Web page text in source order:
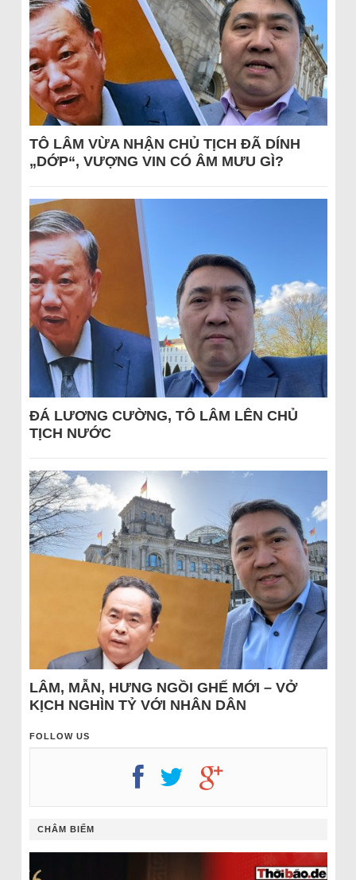
TÔ LÂM VỪA NHẬN CHỦ TỊCH ĐÃ DÍNH
„DỚP“, VƯỢNG VIN CÓ ÂM MƯU GÌ?
ĐÁ LƯƠNG CƯỜNG, TÔ LÂM LÊN CHỦ
TỊCH NƯỚC
LÂM, MẪN, HƯNG NGỒI GHẾ MỚI – VỞ
KỊCH NGHÌN TỶ VỚI NHÂN DÂN
FOLLOW US
CHÂM BIẾM